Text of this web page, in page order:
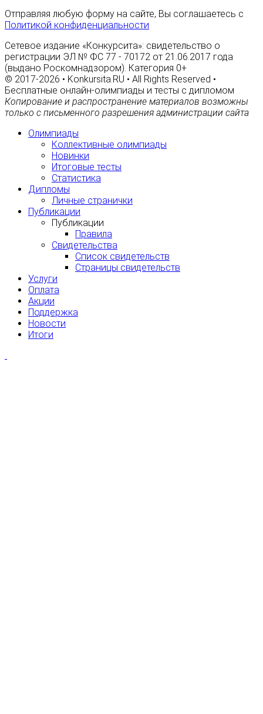
Отправляя любую форму на сайте, Вы соглашаетесь с
Политикой конфиденциальности
Сетевое издание «Конкурсита»: свидетельство о
регистрации ЭЛ № ФС 77 - 70172 от 21.06.2017 года
(выдано Роскомнадзором). Категория 0+
© 2017-2026 • Konkursita.RU • All Rights Reserved •
Бесплатные онлайн-олимпиады и тесты с дипломом
Копирование и распространение материалов возможны
только с письменного разрешения администрации сайта
Олимпиады
Коллективные олимпиады
Новинки
Итоговые тесты
Статистика
Дипломы
Личные странички
Публикации
Публикации
Правила
Свидетельства
Список свидетельств
Страницы свидетельств
Услуги
Оплата
Акции
Поддержка
Новости
Итоги